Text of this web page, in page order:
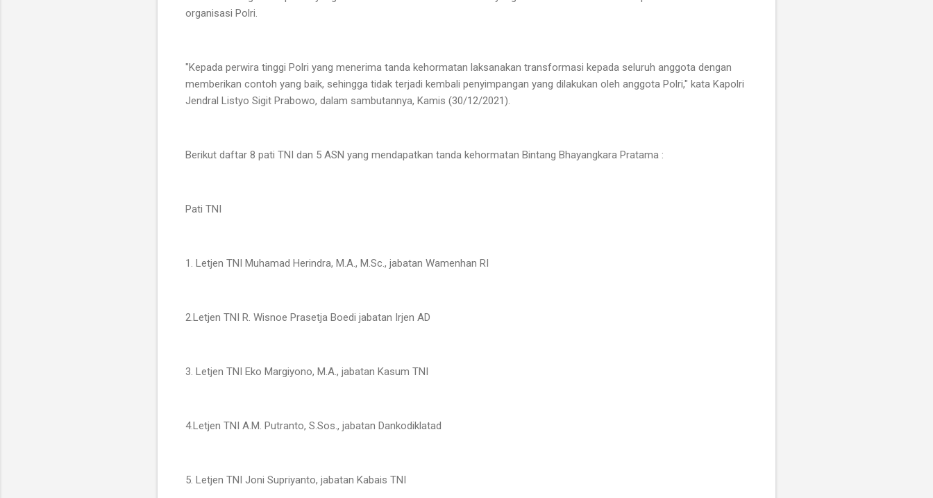
organisasi Polri.
"Kepada perwira tinggi Polri yang menerima tanda kehormatan laksanakan transformasi kepada seluruh anggota dengan
memberikan contoh yang baik, sehingga tidak terjadi kembali penyimpangan yang dilakukan oleh anggota Polri," kata Kapolri
Jendral Listyo Sigit Prabowo, dalam sambutannya, Kamis (30/12/2021).
Berikut daftar 8 pati TNI dan 5 ASN yang mendapatkan tanda kehormatan Bintang Bhayangkara Pratama :
Pati TNI
1. Letjen TNI Muhamad Herindra, M.A., M.Sc., jabatan Wamenhan RI
2.Letjen TNI R. Wisnoe Prasetja Boedi jabatan Irjen AD
3. Letjen TNI Eko Margiyono, M.A., jabatan Kasum TNI
4.Letjen TNI A.M. Putranto, S.Sos., jabatan Dankodiklatad
5. Letjen TNI Joni Supriyanto, jabatan Kabais TNI